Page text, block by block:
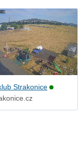
Strakonice